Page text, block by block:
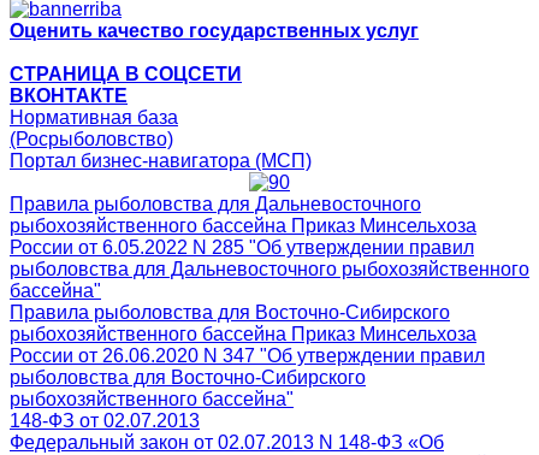
Оценить качество государственных услуг
СТРАНИЦА В СОЦСЕТИ
ВКОНТАКТЕ
Нормативная база
(Росрыболовство)
Портал бизнес-навигатора (МСП)
Правила рыболовства для Дальневосточного
рыбохозяйственного бассейна Приказ Минсельхоза
России от 6.05.2022 N 285 "Об утверждении правил
рыболовства для Дальневосточного рыбохозяйственного
бассейна"
Правила рыболовства для Восточно-Сибирского
рыбохозяйственного бассейна Приказ Минсельхоза
России от 26.06.2020 N 347 "Об утверждении правил
рыболовства для Восточно-Сибирского
рыбохозяйственного бассейна"
148-ФЗ от 02.07.2013
Федеральный закон от 02.07.2013 N 148-ФЗ «Об